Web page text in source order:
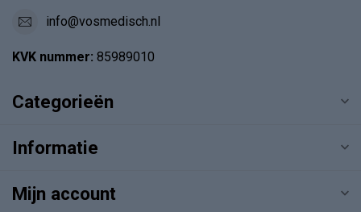
info@vosmedisch.nl
KVK nummer: 85989010
Categorieën
Informatie
Mijn account